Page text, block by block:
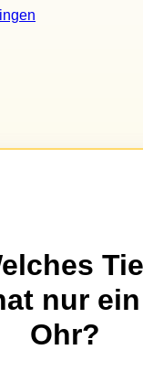
nur ein
Ohr?